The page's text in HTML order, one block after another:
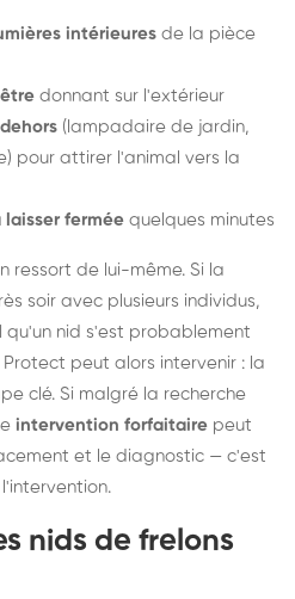
intérieures de la pièce
donnant sur l'extérieur
(lampadaire de jardin,
pour attirer l'animal vers la
fermée quelques minutes
ressort de lui-même. Si la
soir avec plusieurs individus,
qu'un nid s'est probablement
peut alors intervenir : la
clé. Si malgré la recherche
intervention forfaitaire peut
et le diagnostic — c'est
nids de frelons